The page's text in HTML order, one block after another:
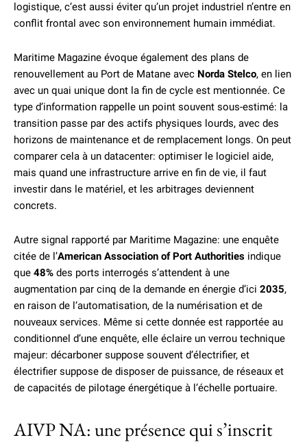
logistique, c’est aussi éviter qu’un projet industriel n’entre en
conflit frontal avec son environnement humain immédiat.
Maritime Magazine évoque également des plans de
renouvellement au Port de Matane avec Norda Stelco, en lien
avec un quai unique dont la fin de cycle est mentionnée. Ce
type d’information rappelle un point souvent sous-estimé: la
transition passe par des actifs physiques lourds, avec des
horizons de maintenance et de remplacement longs. On peut
comparer cela à un datacenter: optimiser le logiciel aide,
mais quand une infrastructure arrive en fin de vie, il faut
investir dans le matériel, et les arbitrages deviennent
concrets.
Autre signal rapporté par Maritime Magazine: une enquête
citée de l’American Association of Port Authorities indique
que 48% des ports interrogés s’attendent à une
augmentation par cinq de la demande en énergie d’ici 2035,
en raison de l’automatisation, de la numérisation et de
nouveaux services. Même si cette donnée est rapportée au
conditionnel d’une enquête, elle éclaire un verrou technique
majeur: décarboner suppose souvent d’électrifier, et
électrifier suppose de disposer de puissance, de réseaux et
de capacités de pilotage énergétique à l’échelle portuaire.
AIVP NA: une présence qui s’inscrit